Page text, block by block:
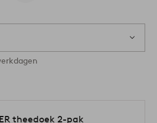
theedoek 2-pak